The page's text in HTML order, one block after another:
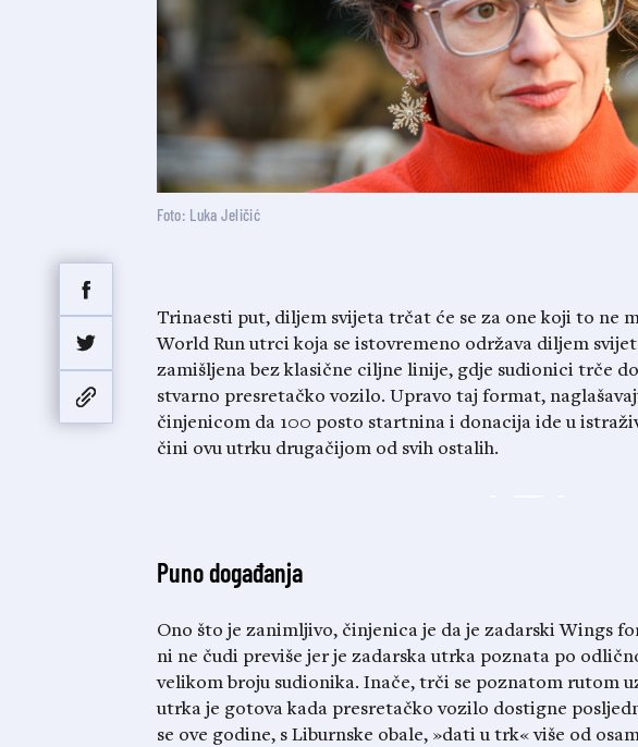
Foto: Luka Jeličić
Trinaesti put, diljem svijeta trčat će se za one koji to ne
World Run utrci koja se istovremeno održava diljem
zamišljena bez klasične ciljne linije, gdje sudionici trče
stvarno presretačko vozilo. Upravo taj format,
činjenicom da 100 posto startnina i donacija ide u
čini ovu utrku drugačijom od svih ostalih.
Puno događanja
Ono što je zanimljivo, činjenica je da je zadarski Wings
ni ne čudi previše jer je zadarska utrka poznata po
velikom broju sudionika. Inače, trči se poznatom rutom
utrka je gotova kada presretačko vozilo dostigne
se ove godine, s Liburnske obale, »dati u trk« više od